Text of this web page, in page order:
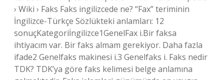
› Wiki › Faks Faks ingilizcede ne? “Fax” teriminin
İngilizce-Türkçe Sözlükteki anlamları: 12
sonuçKategoriİngilizce1GenelFax i.Bir faksa
ihtiyacım var. Bir faks almam gerekiyor. Daha fazla
ifade2 Genelfaks makinesi i.3 Genelfaks i. Faks nedir
TDK? TDK’ya göre faks kelimesi belge anlamına